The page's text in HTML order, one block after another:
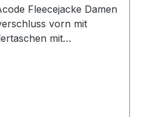
Fleecejacke Damen
vorn mit
mit